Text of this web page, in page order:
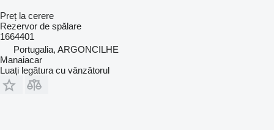
Preț la cerere
Rezervor de spălare
1664401
Portugalia, ARGONCILHE
Manaiacar
Luați legătura cu vânzătorul